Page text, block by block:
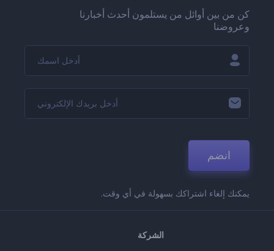
كن من بين أوائل من يستلمون أحدث أخبارنا
وعروضنا
انضم
يمكنك إلغاء اشتراكك بسهولة في أي وقت.
الشركة